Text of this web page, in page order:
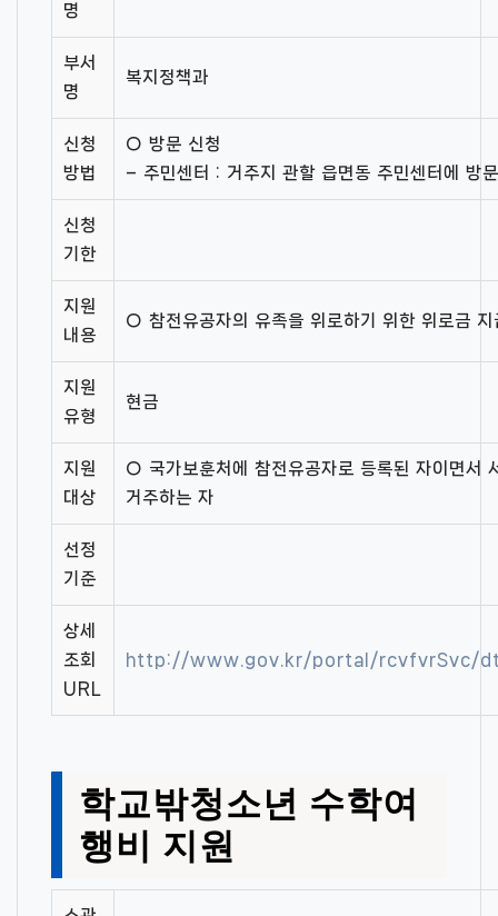
명
부서
명
복지정책과
신청
방법
○ 방문 신청
– 주민센터 : 거주지 관할 읍면동 주민센터에 방
신청
기한
지원
내용
○ 참전유공자의 유족을 위로하기 위한 위로금 지
지원
유형
현금
지원
대상
○ 국가보훈처에 참전유공자로 등록된 자이면서
거주하는 자
선정
기준
상세
조회
URL
http://www.gov.kr/portal/rcvfvrSvc/
학교밖청소년 수학여
행비 지원